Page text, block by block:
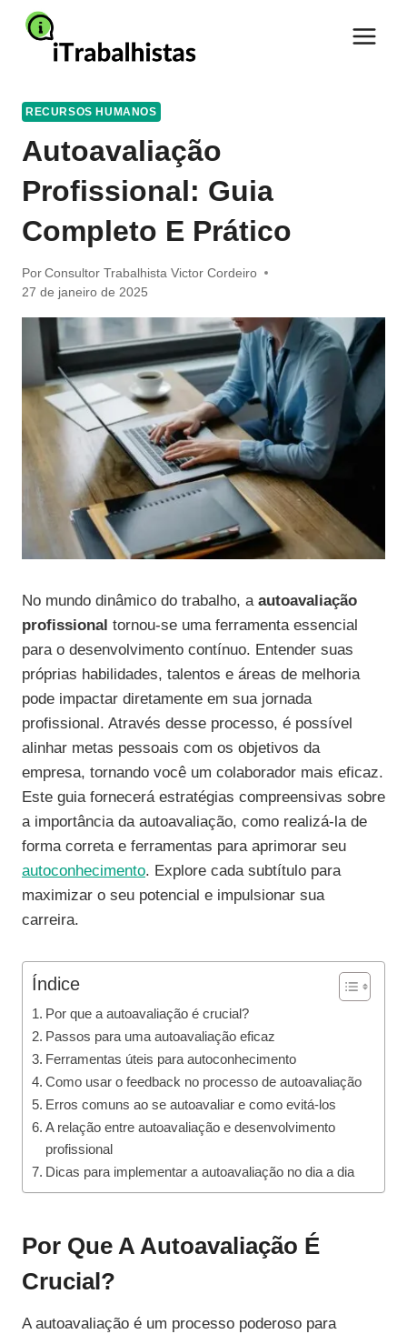
Pular
para
RECURSOS HUMANOS
Autoavaliação
Profissional: Guia
Completo E Prático
Por Consultor Trabalhista Victor Cordeiro
27 de janeiro de 2025
No mundo dinâmico do trabalho, a autoavaliação
profissional tornou-se uma ferramenta essencial
para o desenvolvimento contínuo. Entender suas
próprias habilidades, talentos e áreas de melhoria
pode impactar diretamente em sua jornada
profissional. Através desse processo, é possível
alinhar metas pessoais com os objetivos da
empresa, tornando você um colaborador mais eficaz.
Este guia fornecerá estratégias compreensivas sobre
a importância da autoavaliação, como realizá-la de
forma correta e ferramentas para aprimorar seu
autoconhecimento. Explore cada subtítulo para
maximizar o seu potencial e impulsionar sua
carreira.
Índice
Por que a autoavaliação é crucial?
Passos para uma autoavaliação eficaz
Ferramentas úteis para autoconhecimento
Como usar o feedback no processo de autoavaliação
Erros comuns ao se autoavaliar e como evitá-los
A relação entre autoavaliação e desenvolvimento
profissional
Dicas para implementar a autoavaliação no dia a dia
Por Que A Autoavaliação É
Crucial?
A autoavaliação é um processo poderoso para